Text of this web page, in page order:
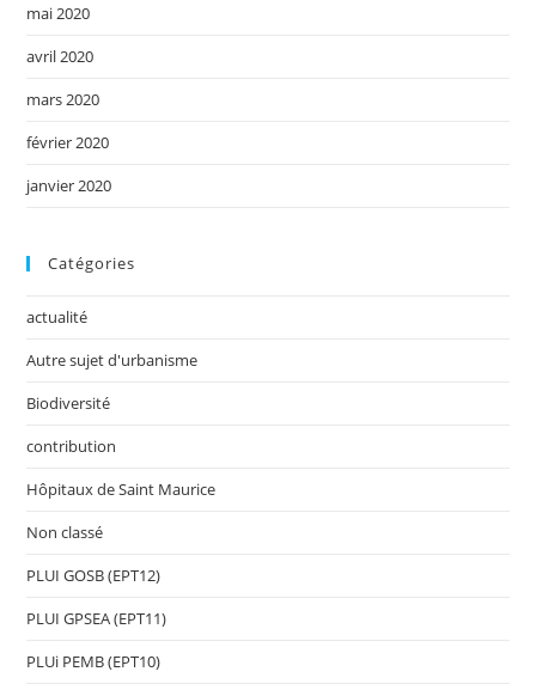
mai 2020
avril 2020
mars 2020
février 2020
janvier 2020
Catégories
actualité
Autre sujet d'urbanisme
Biodiversité
contribution
Hôpitaux de Saint Maurice
Non classé
PLUI GOSB (EPT12)
PLUI GPSEA (EPT11)
PLUi PEMB (EPT10)